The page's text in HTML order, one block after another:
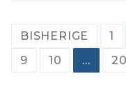
der
Beiträge
BISHERIGE 1
9
10 … 20